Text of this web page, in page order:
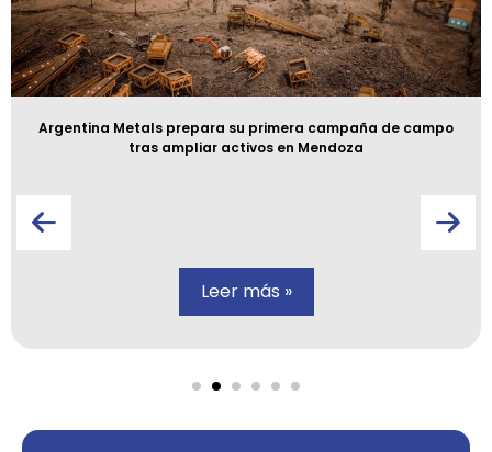
Argentina Metals prepara su primera campaña de campo
tras ampliar activos en Mendoza
Leer más »